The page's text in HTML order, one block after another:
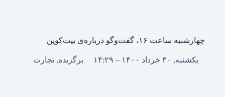
چهارشنبه ساعت ۱۶، گفت‌وگو درباره‌ی بیت‌کوین
یکشنبه, ۳۰ خرداد ۱۴۰۰ – ۱۴:۲۹ برگزیده, تجارت